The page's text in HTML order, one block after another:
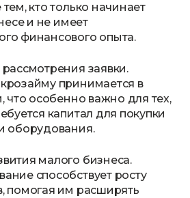
кто только начинает
и не имеет
финансового опыта.
заявки.
принимается в
что особенно важно для тех,
капитал для покупки
оборудования.
малого бизнеса.
способствует росту
помогая им расширять